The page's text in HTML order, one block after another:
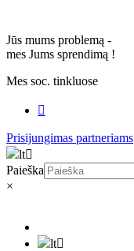
Jūs mums problemą -
mes Jums sprendimą !
Mes soc. tinkluose
Prisijungimas partneriams
lt
Paieška
×
lt